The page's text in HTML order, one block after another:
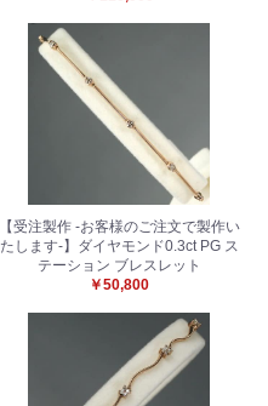
【受注製作 -お客様のご注文で製作い
たします-】ダイヤモンド0.3ct PG ス
テーション ブレスレット
￥50,800